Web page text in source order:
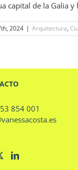
capital de la Galia
2024 | Arquitectura,
854 001